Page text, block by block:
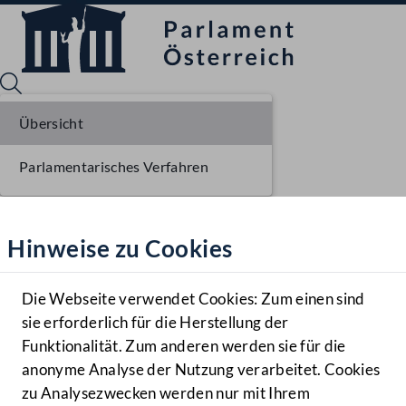
Hilfe
Benutzer
Navigationsmenü öffnen
MENÜ
Hinweise zu Cookies
Die Webseite verwendet Cookies: Zum einen sind
sie erforderlich für die Herstellung der
Funktionalität. Zum anderen werden sie für die
anonyme Analyse der Nutzung verarbeitet. Cookies
zu Analysezwecken werden nur mit Ihrem
Übersicht
Parlamentarisches Verfahren